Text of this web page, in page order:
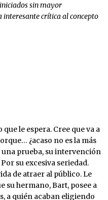
sin mayor
crítica al concepto
le espera. Cree que va a
¿acaso no es la más
una prueba, su intervención
su excesiva seriedad.
de atraer al público. Le
su hermano, Bart, posee a
a quién acaban eligiendo